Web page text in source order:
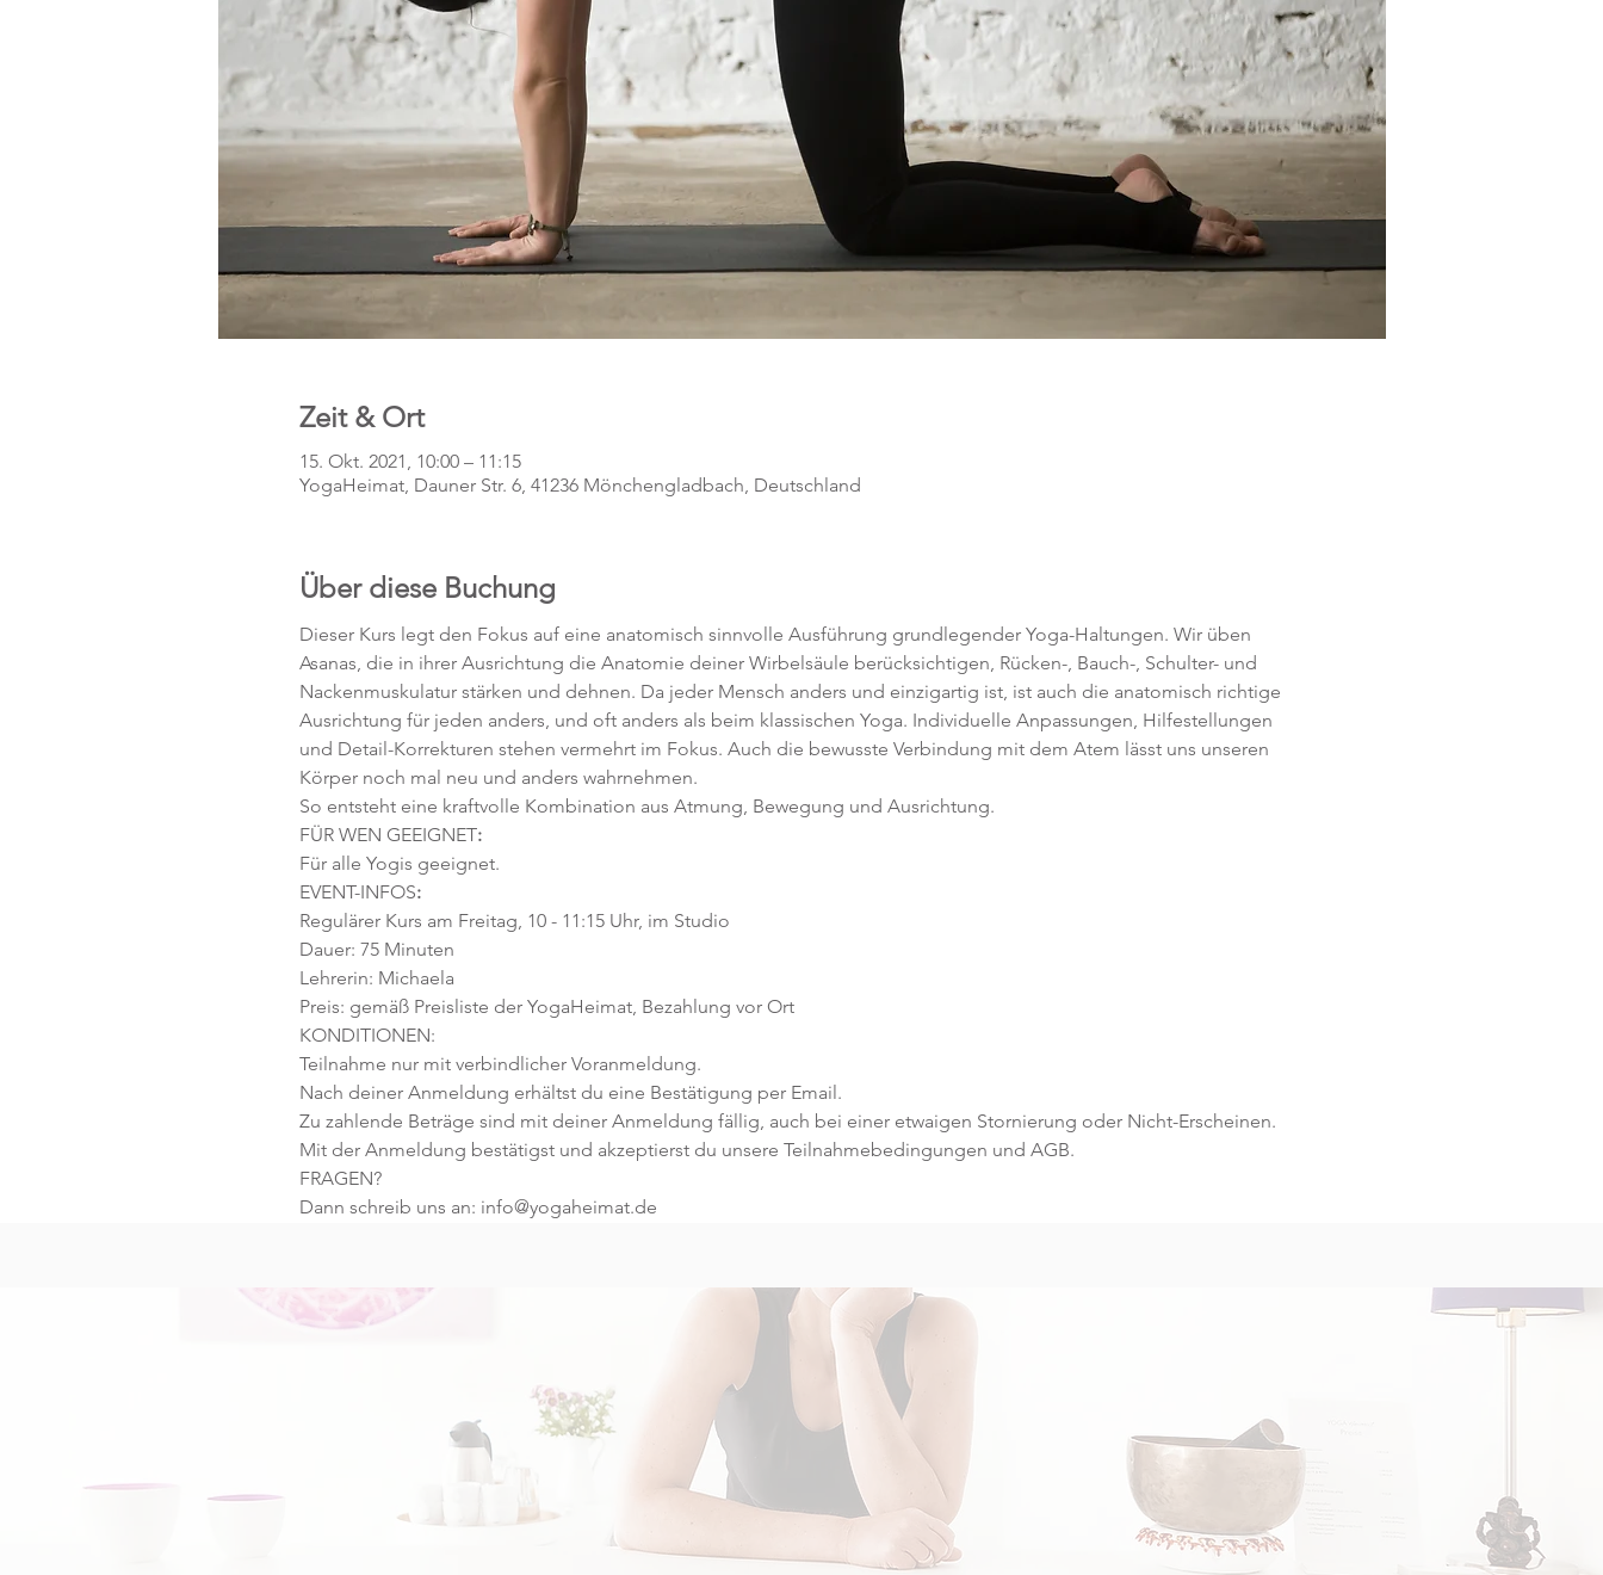
Zeit & Ort
15. Okt. 2021, 10:00 – 11:15
YogaHeimat, Dauner Str. 6, 41236 Mönchengladbach, Deutschland
Über diese Buchung
Dieser Kurs legt den Fokus auf eine anatomisch sinnvolle Ausführung grundlegender Yoga-Haltungen. Wir üben
Asanas, die in ihrer Ausrichtung die Anatomie deiner Wirbelsäule berücksichtigen, Rücken-, Bauch-, Schulter- und
Nackenmuskulatur stärken und dehnen. Da jeder Mensch anders und einzigartig ist, ist auch die anatomisch richtige
Ausrichtung für jeden anders, und oft anders als beim klassischen Yoga. Individuelle Anpassungen, Hilfestellungen
und Detail-Korrekturen stehen vermehrt im Fokus. Auch die bewusste Verbindung mit dem Atem lässt uns unseren
Körper noch mal neu und anders wahrnehmen.
So entsteht eine kraftvolle Kombination aus Atmung, Bewegung und Ausrichtung.
FÜR WEN GEEIGNET:
Für alle Yogis geeignet.
EVENT-INFOS:
Regulärer Kurs am Freitag, 10 - 11:15 Uhr, im Studio
Dauer: 75 Minuten
Lehrerin: Michaela
Preis: gemäß Preisliste der YogaHeimat, Bezahlung vor Ort
KONDITIONEN:
Teilnahme nur mit verbindlicher Voranmeldung.
Nach deiner Anmeldung erhältst du eine Bestätigung per Email.
Zu zahlende Beträge sind mit deiner Anmeldung fällig, auch bei einer etwaigen Stornierung oder Nicht-Erscheinen.
Mit der Anmeldung bestätigst und akzeptierst du unsere Teilnahmebedingungen und AGB.
FRAGEN?
Dann schreib uns an: info@yogaheimat.de